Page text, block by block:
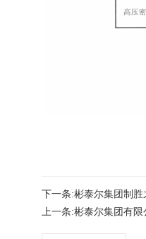
下一条:彬泰尔集团制胜
上一条:彬泰尔集团有